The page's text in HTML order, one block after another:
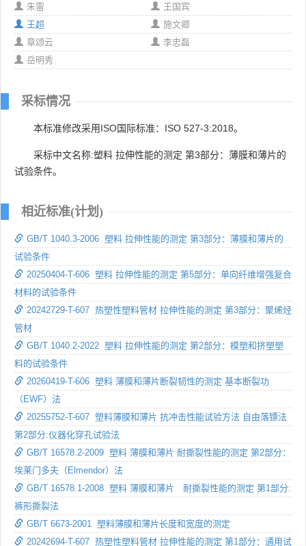
朱雷
王国宾
王超
施文卿
章颂云
李忠磊
岳明秀
采标情况
本标准修改采用ISO国际标准：ISO 527-3:2018。
采标中文名称:塑料 拉伸性能的测定 第3部分：薄膜和薄片的
试验条件。
相近标准(计划)
GB/T 1040.3-2006 塑料 拉伸性能的测定 第3部分：薄膜和薄片的
试验条件
20250404-T-606 塑料 拉伸性能的测定 第5部分：单向纤维增强复合
材料的试验条件
20242729-T-607 热塑性塑料管材 拉伸性能的测定 第3部分：聚烯烃
管材
GB/T 1040.2-2022 塑料 拉伸性能的测定 第2部分：模塑和挤塑塑
料的试验条件
20260419-T-606 塑料 薄膜和薄片断裂韧性的测定 基本断裂功
（EWF）法
20255752-T-607 塑料薄膜和薄片 抗冲击性能试验方法 自由落镖法
第2部分:仪器化穿孔试验法
GB/T 16578.2-2009 塑料 薄膜和薄片 耐撕裂性能的测定 第2部分：
埃莱门多夫（Elmendor）法
GB/T 16578.1-2008 塑料 薄膜和薄片 耐撕裂性能的测定 第1部分:
裤形撕裂法
GB/T 6673-2001 塑料薄膜和薄片长度和宽度的测定
20242694-T-607 热塑性塑料管材 拉伸性能的测定 第1部分：通用试